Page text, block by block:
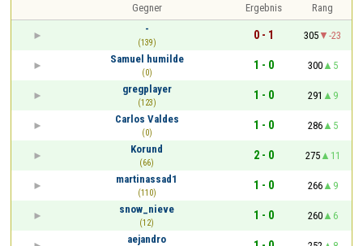
Gegner Ergebnis
Rang
-
(139)
0 - 1 305
-23
Samuel humilde
(0)
1 - 0 300
5
gregplayer
(123)
1 - 0 291
9
Carlos Valdes
(0)
1 - 0 286
5
Korund
(66)
2 - 0 275
11
martinassad1
(110)
1 - 0 266
9
snow_nieve
(12)
1 - 0 260
6
aejandro